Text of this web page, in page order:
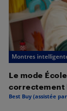
Montres
Le mode
correctement
Best Buy (assistée